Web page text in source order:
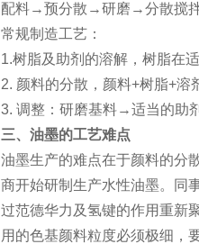
配料→预分散→研磨→分散搅
常规制造工艺：
1.树脂及助剂的溶解，树脂在
2. 颜料的分散，颜料+树脂+
3. 调整：研磨基料→适当的助
三、油墨的工艺难点
油墨生产的难点在于颜料的分
商开始研制生产水性油墨。同
过范德华力及氢键的作用重新
用的色基颜料粒度必须极细，